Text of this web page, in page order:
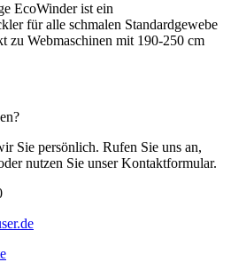
EcoWinder ist ein
für alle schmalen Standardgewebe
zu Webmaschinen mit 190-250 cm
Sie persönlich. Rufen Sie uns an,
nutzen Sie unser Kontaktformular.